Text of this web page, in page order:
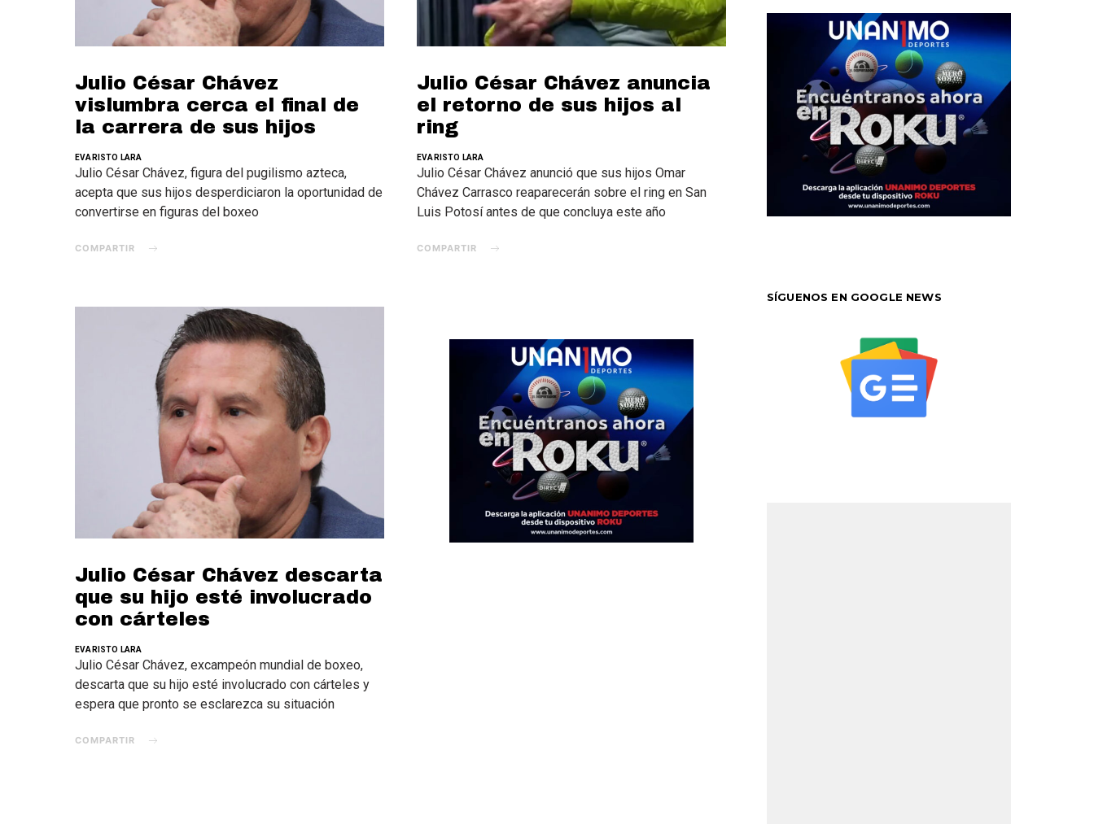
Julio César Chávez
vislumbra cerca el final de
la carrera de sus hijos
EVARISTO LARA
Julio César Chávez, figura del pugilismo azteca,
acepta que sus hijos desperdiciaron la oportunidad de
convertirse en figuras del boxeo
COMPARTIR
Julio César Chávez anuncia
el retorno de sus hijos al
ring
EVARISTO LARA
Julio César Chávez anunció que sus hijos Omar
Chávez Carrasco reaparecerán sobre el ring en San
Luis Potosí antes de que concluya este año
COMPARTIR
Julio César Chávez descarta
que su hijo esté involucrado
con cárteles
EVARISTO LARA
Julio César Chávez, excampeón mundial de boxeo,
descarta que su hijo esté involucrado con cárteles y
espera que pronto se esclarezca su situación
COMPARTIR
SÍGUENOS EN GOOGLE NEWS